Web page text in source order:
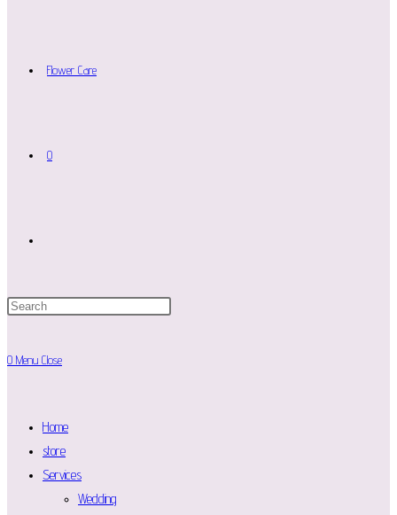
Flower Care
0
0 Menu Close
Home
store
Services
Wedding